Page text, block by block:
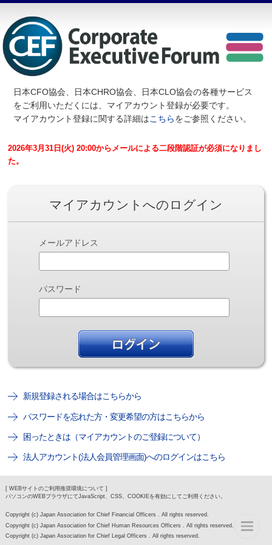
日本CFO協会、日本CHRO協会、日本CLO協会の各種サービス
をご利用いただくには、マイアカウント登録が必要です。
マイアカウント登録に関する詳細はこちらをご参照ください。
2026年3月31日(火) 20:00からメールによる二段階認証が必須になりまし
た。
マイアカウントへのログイン
メールアドレス
パスワード
新規登録される場合はこちらから
パスワードを忘れた方・変更希望の方はこちらから
困ったときは（マイアカウントのご登録について）
法人アカウント(法人会員管理画面)へのログインはこちら
[ WEBサイトのご利用推奨環境について ]
パソコンのWEBブラウザにてJavaScript、CSS、COOKIEを有効にしてご利用ください。
Copyright (c) Japan Association for Chief Financial Officers . All rights reserved.
Copyright (c) Japan Association for Chief Human Resources Officers . All rights reserved.
Copyright (c) Japan Association for Chief Legal Officers . All rights reserved.